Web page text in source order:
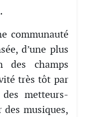
communauté
d’une plus
des champs
très tôt par
metteurs-
des musiques,